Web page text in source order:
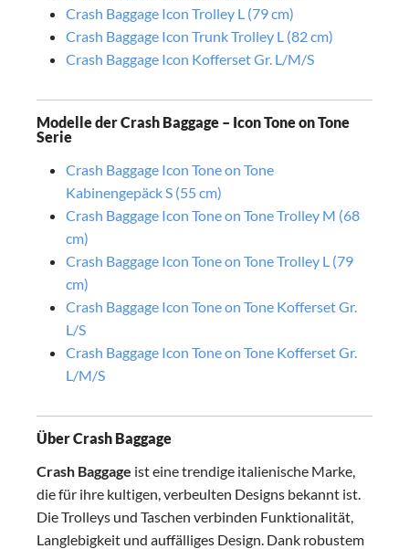
Crash Baggage Icon Trolley L (79 cm)
Crash Baggage Icon Trunk Trolley L (82 cm)
Crash Baggage Icon Kofferset Gr. L/M/S
Modelle der Crash Baggage – Icon Tone on Tone
Serie
Crash Baggage Icon Tone on Tone
Kabinengepäck S (55 cm)
Crash Baggage Icon Tone on Tone Trolley M (68
cm)
Crash Baggage Icon Tone on Tone Trolley L (79
cm)
Crash Baggage Icon Tone on Tone Kofferset Gr.
L/S
Crash Baggage Icon Tone on Tone Kofferset Gr.
L/M/S
Über Crash Baggage
Crash Baggage ist eine trendige italienische Marke,
die für ihre kultigen, verbeulten Designs bekannt ist.
Die Trolleys und Taschen verbinden Funktionalität,
Langlebigkeit und auffälliges Design. Dank robustem